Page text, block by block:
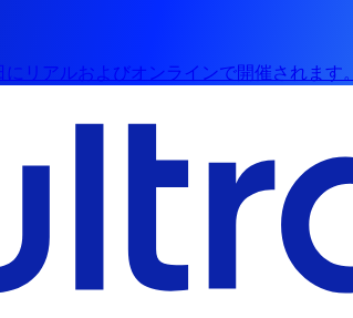
リアルおよびオンラインで開催されます。